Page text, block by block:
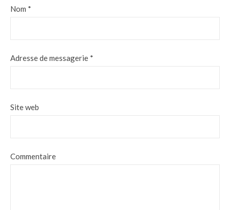
Nom *
Adresse de messagerie *
Site web
Commentaire